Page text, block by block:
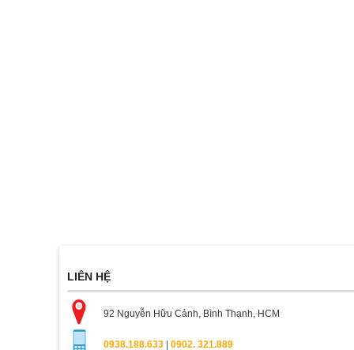
LIÊN HỆ
92 Nguyễn Hữu Cảnh, Bình Thạnh, HCM
0938.188.633 0902. 321.889